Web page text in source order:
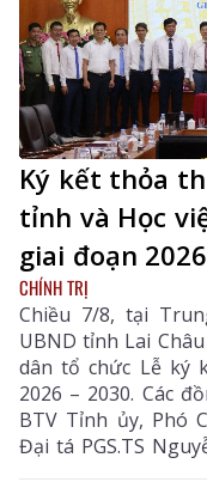
Ký kết thỏa
tỉnh và Học
giai đoạn
CHÍNH TRỊ
Chiều 7/8, tại
UBND tỉnh Lai
dân tổ chức Lễ ký
2026 – 2030. Các
BTV Tỉnh ủy, Phó
Đại tá PGS.TS
viện Cảnh sát nhân